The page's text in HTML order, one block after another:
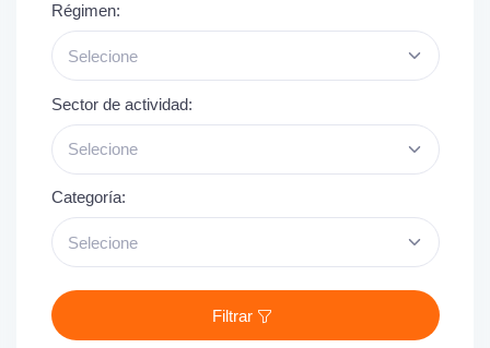
Régimen:
Selecione
Sector de actividad:
Selecione
Categoría:
Selecione
Filtrar